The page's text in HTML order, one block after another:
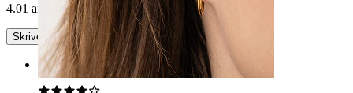
4.01 anmeldelser
Skrive en omtale
Rating